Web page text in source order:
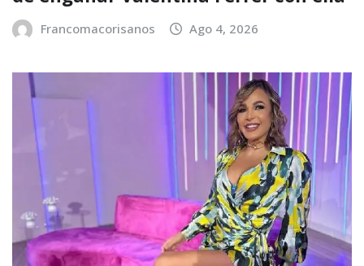
Francomacorisanos Ago 4, 2026